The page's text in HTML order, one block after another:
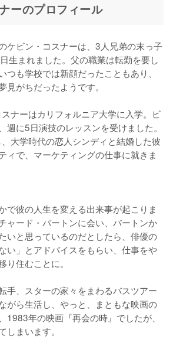
ーのプロフィール
ケビン・コスナーは、3人兄弟の末っ子
生まれました。父の職業は転勤を要し
つも学校では新顔だったこともあり、
がちだったようです。
ナーはカリフォルニア大学に入学。ビ
週に5日演技のレッスンを受けました。
大学時代の恋人シンディと結婚した彼
ィで、マーケティングの仕事に就きま
で彼の人生を変える出来事が起こりま
ャード・バートンに会い、バートンか
いと思っているのだとしたら、俳優の
い」とアドバイスをもらい、仕事をや
住むことに。
手、スターの家々をまわるバスツアー
がら生活し、やっと、まともな映画の
1983年の映画『再会の時』でしたが、
まいます。